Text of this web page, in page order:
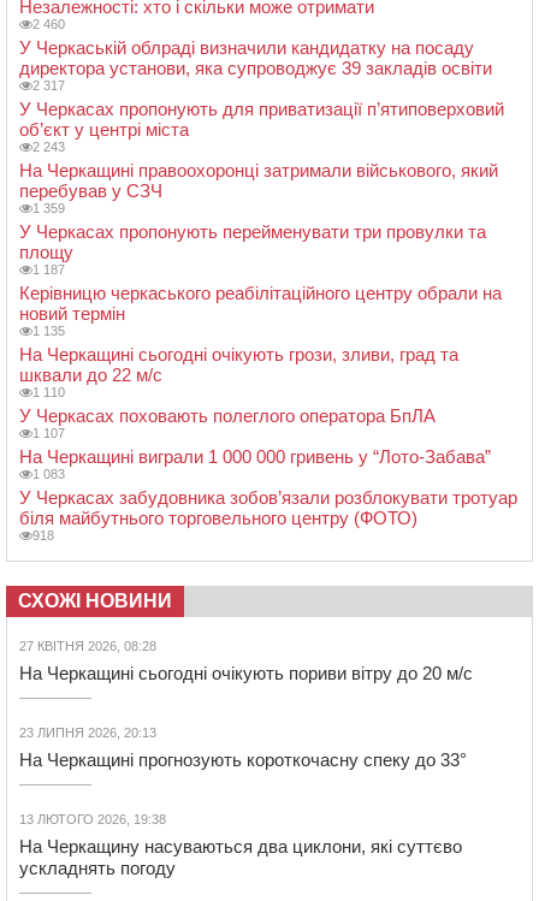
Незалежності: хто і скільки може отримати
2 460
У Черкаській облраді визначили кандидатку на посаду
директора установи, яка супроводжує 39 закладів освіти
2 317
У Черкасах пропонують для приватизації п’ятиповерховий
об’єкт у центрі міста
2 243
На Черкащині правоохоронці затримали військового, який
перебував у СЗЧ
1 359
У Черкасах пропонують перейменувати три провулки та
площу
1 187
Керівницю черкаського реабілітаційного центру обрали на
новий термін
1 135
На Черкащині сьогодні очікують грози, зливи, град та
шквали до 22 м/с
1 110
У Черкасах поховають полеглого оператора БпЛА
1 107
На Черкащині виграли 1 000 000 гривень у “Лото-Забава”
1 083
У Черкасах забудовника зобов’язали розблокувати тротуар
біля майбутнього торговельного центру (ФОТО)
918
СХОЖІ НОВИНИ
27 КВІТНЯ 2026, 08:28
На Черкащині сьогодні очікують пориви вітру до 20 м/с
23 ЛИПНЯ 2026, 20:13
На Черкащині прогнозують короткочасну спеку до 33°
13 ЛЮТОГО 2026, 19:38
На Черкащину насуваються два циклони, які суттєво
ускладнять погоду